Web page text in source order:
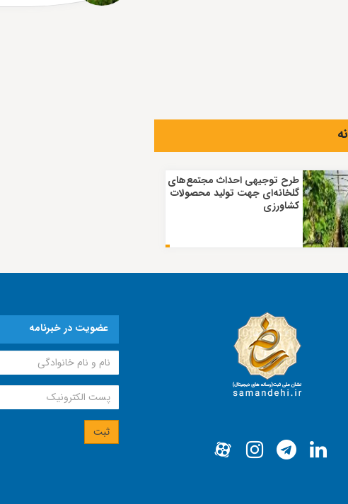
طرح توجیهی احداث مجتمع‌های
گلخانه‌ای جهت تولید محصولات
کشاورزی
عضویت در خبرنامه